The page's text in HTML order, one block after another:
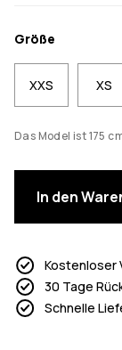
Größe
XXS XS
Das Model ist 175
In den
Kostenloser
30 Tage
Schnelle